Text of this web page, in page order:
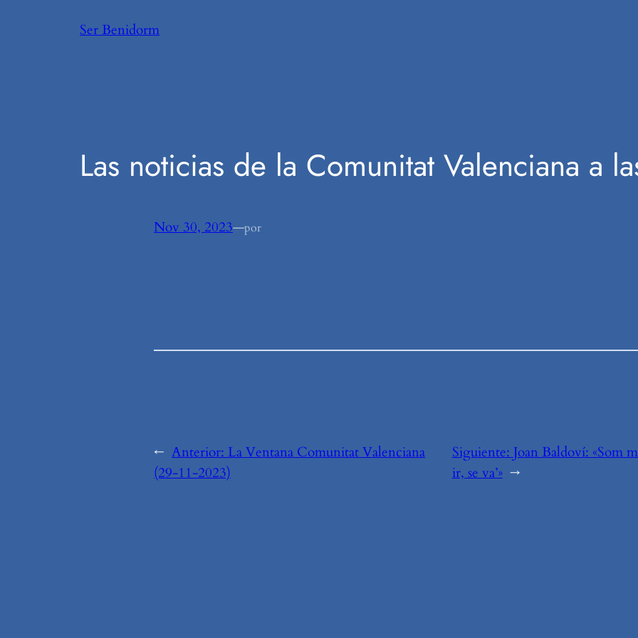
Ser Benidorm
Las noticias de la Comunitat Valenciana a
Nov 30, 2023—por
← Anterior: La Ventana Comunitat Valenciana
(29-11-2023)
Siguiente: Joan Baldoví: «Som
ir, se va’» →